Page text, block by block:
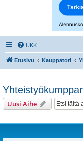
UKK
Etusivu Kauppatori
Uusi Aihe